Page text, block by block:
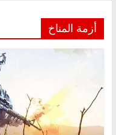
أزمة المناخ